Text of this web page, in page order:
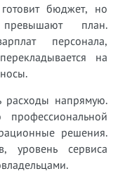
бюджет, но
план.
персонала,
на
расходы напрямую.
решения.
уровень сервиса